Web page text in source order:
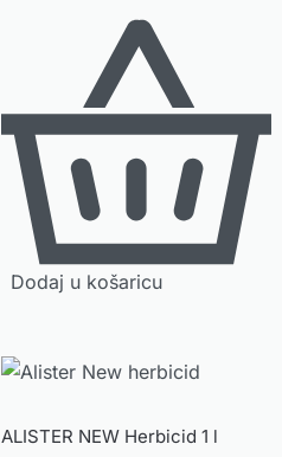
Dodaj u košaricu
ALISTER NEW Herbicid 1 l